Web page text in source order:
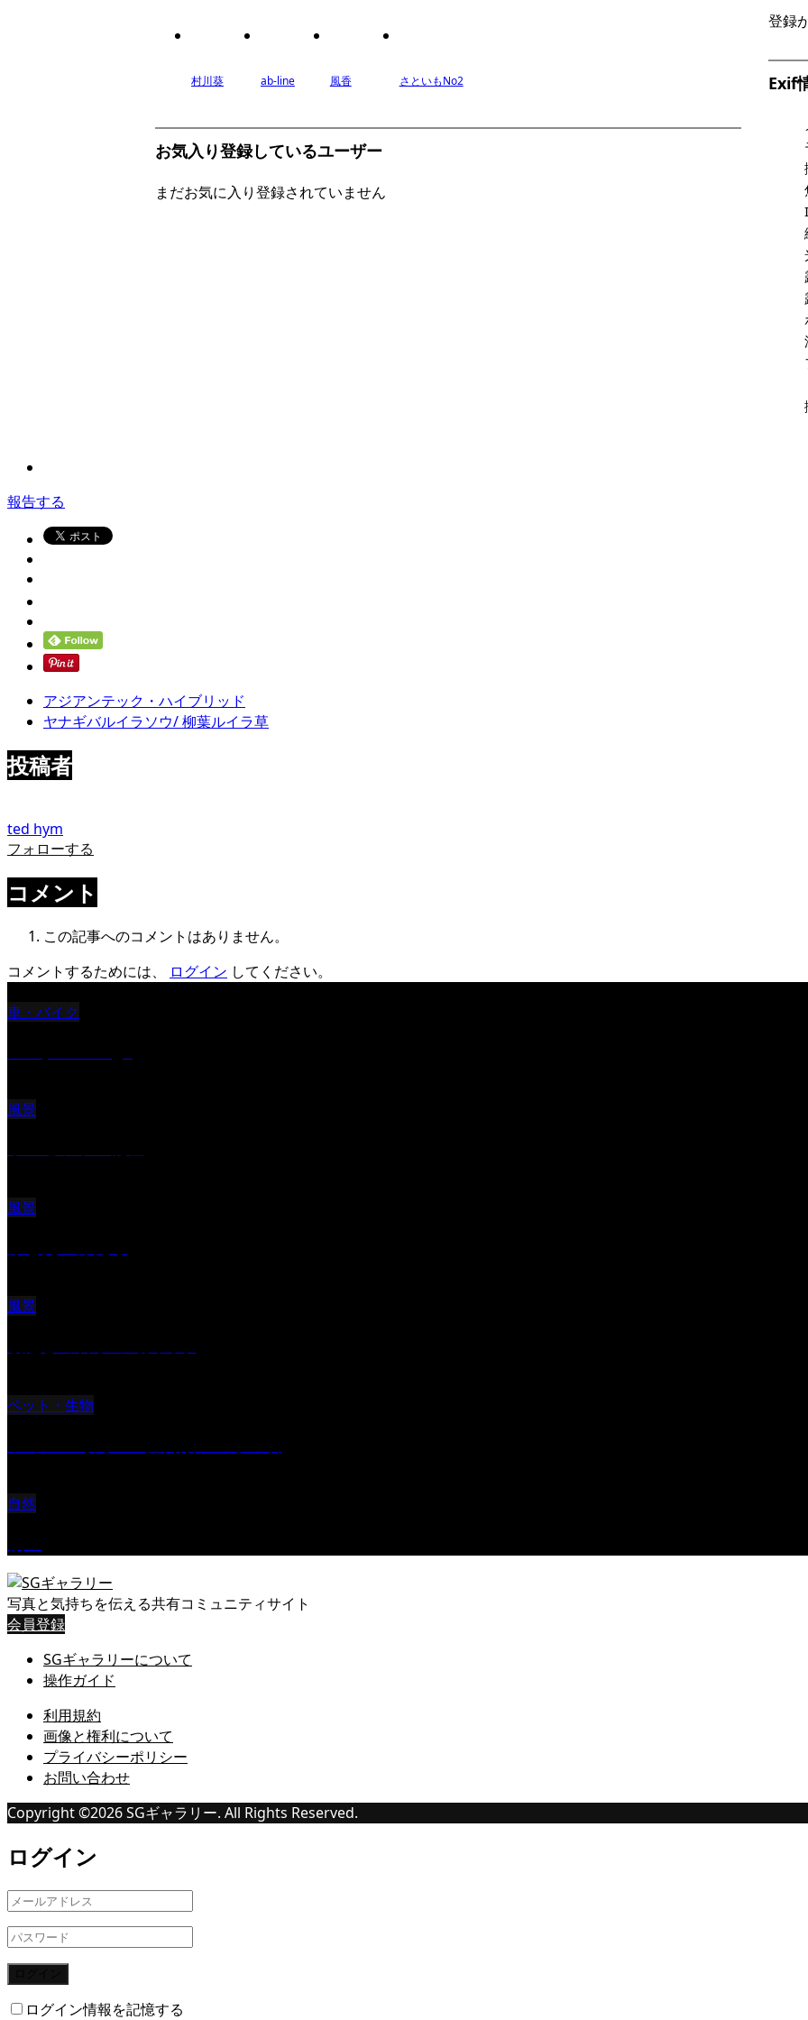
登録
Exif
村川葵 ab-line 風香 さといもNo2
お気入り登録しているユーザー
まだお気に入り登録されていません
報告する
アジアンテック・ハイブリッド
ヤナギバルイラソウ/ 柳葉ルイラ草
投稿者
ted hym
フォローする
コメント
この記事へのコメントはありません。
コメントするためには、
ログイン してください。
車・バイク
風景
風景
風景
ペット・生物
自然
写真と気持ちを伝える共有コミュニティサイト
会員登録
SGギャラリーについて
操作ガイド
利用規約
画像と権利について
プライバシーポリシー
お問い合わせ
Copyright ©2026SGギャラリー. All Rights Reserved.
ログイン
ログイン情報を記憶する